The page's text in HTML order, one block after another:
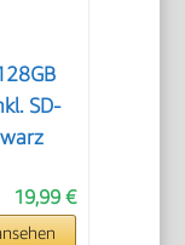
SD-
19,99 €